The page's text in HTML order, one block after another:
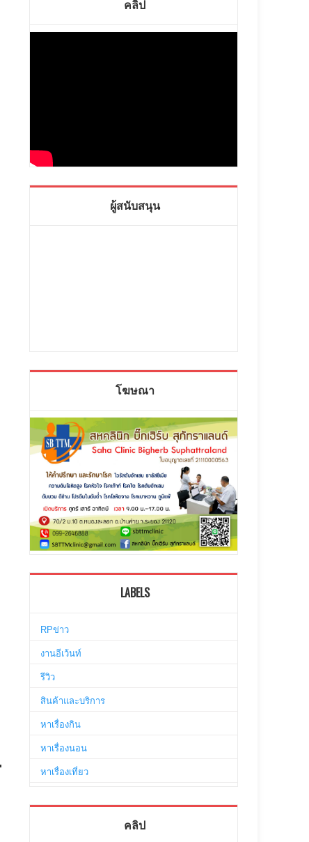
คลิป
ผู้สนับสนุน
โฆษณา
LABELS
RPข่าว
งานอีเว้นท์
รีวิว
สินค้าและบริการ
หาเรื่องกิน
หาเรื่องนอน
หาเรื่องเที่ยว
คลิป